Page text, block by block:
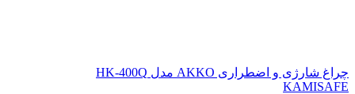
چراغ شارژی و اضطراری AKKO مدل HK-400Q
KAMISAFE